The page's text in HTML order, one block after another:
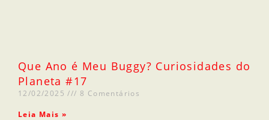
Que Ano é Meu Buggy? Curiosidades do
Planeta #17
12/02/2025 8 Comentários
Leia Mais »